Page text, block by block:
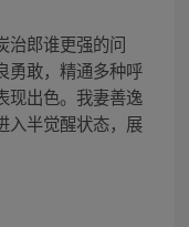
治郎谁更强的问
勇敢，精通多种呼
现出色。我妻善逸
入半觉醒状态，展